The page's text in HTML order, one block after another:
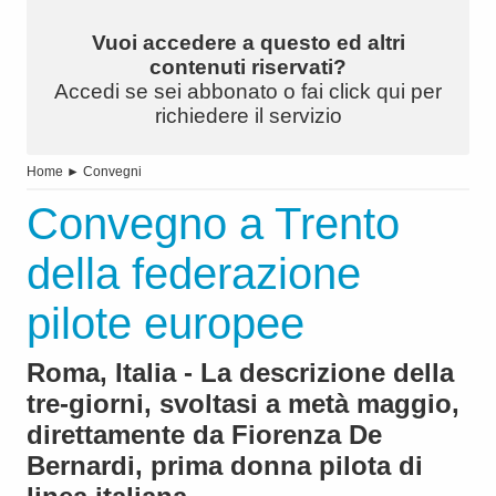
Vuoi accedere a questo ed altri
contenuti riservati?
Accedi se sei abbonato o fai click qui per
richiedere il servizio
Home ► Convegni
Convegno a Trento
della federazione
pilote europee
Roma, Italia - La descrizione della
tre-giorni, svoltasi a metà maggio,
direttamente da Fiorenza De
Bernardi, prima donna pilota di